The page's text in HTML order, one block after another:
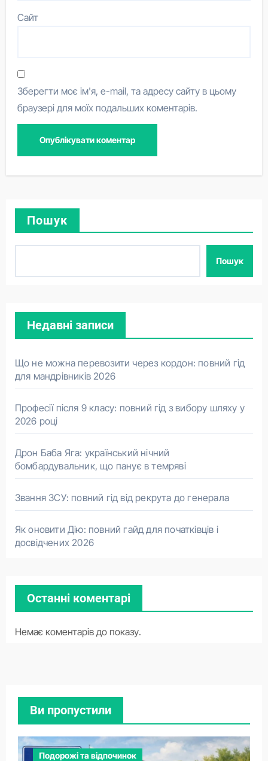
Сайт
Зберегти моє ім'я, e-mail, та адресу сайту в цьому
браузері для моїх подальших коментарів.
Пошук
Пошук
Недавні записи
Що не можна перевозити через кордон: повний гід
для мандрівників 2026
Професії після 9 класу: повний гід з вибору шляху у
2026 році
Дрон Баба Яга: український нічний
бомбардувальник, що панує в темряві
Звання ЗСУ: повний гід від рекрута до генерала
Як оновити Дію: повний гайд для початківців і
досвідчених 2026
Останні коментарі
Немає коментарів до показу.
Ви пропустили
Подорожі та відпочинок